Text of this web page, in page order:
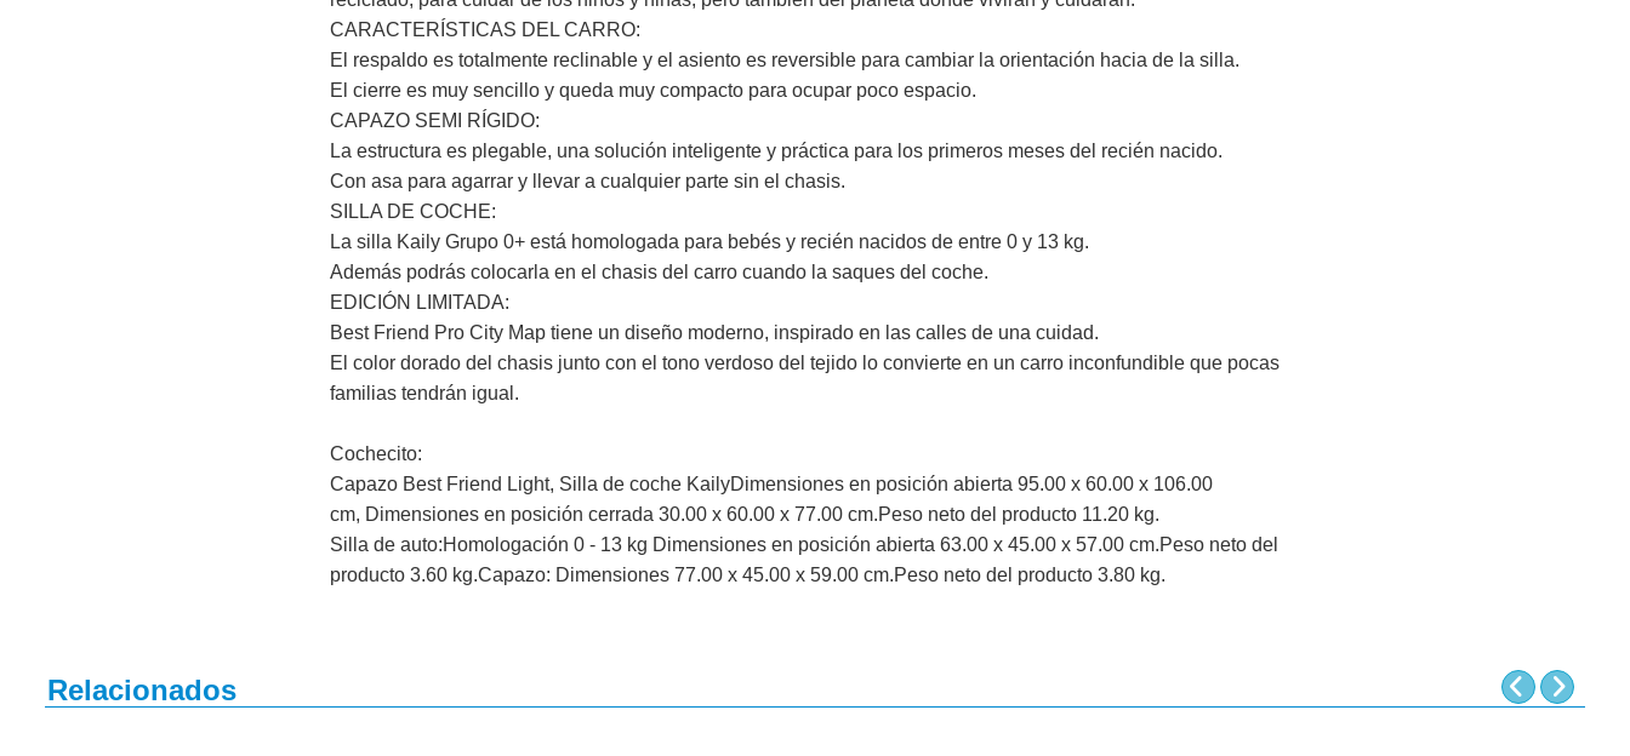
CARACTERÍSTICAS DEL CARRO:
El respaldo es totalmente reclinable y el asiento es reversible para cambiar la orientación hacia de la silla.
El cierre es muy sencillo y queda muy compacto para ocupar poco espacio.
CAPAZO SEMI RÍGIDO:
La estructura es plegable, una solución inteligente y práctica para los primeros meses del recién nacido.
Con asa para agarrar y llevar a cualquier parte sin el chasis.
SILLA DE COCHE:
La silla Kaily Grupo 0+ está homologada para bebés y recién nacidos de entre 0 y 13 kg.
Además podrás colocarla en el chasis del carro cuando la saques del coche.
EDICIÓN LIMITADA:
Best Friend Pro City Map tiene un diseño moderno, inspirado en las calles de una cuidad.
El color dorado del chasis junto con el tono verdoso del tejido lo convierte en un carro inconfundible que pocas
familias tendrán igual.
Cochecito:
Capazo Best Friend Light, Silla de coche KailyDimensiones en posición abierta 95.00 x 60.00 x 106.00
cm, Dimensiones en posición cerrada 30.00 x 60.00 x 77.00 cm.Peso neto del producto 11.20 kg.
Silla de auto:Homologación 0 - 13 kg Dimensiones en posición abierta 63.00 x 45.00 x 57.00 cm.Peso neto del
producto 3.60 kg.Capazo: Dimensiones 77.00 x 45.00 x 59.00 cm.Peso neto del producto 3.80 kg.
Relacionados